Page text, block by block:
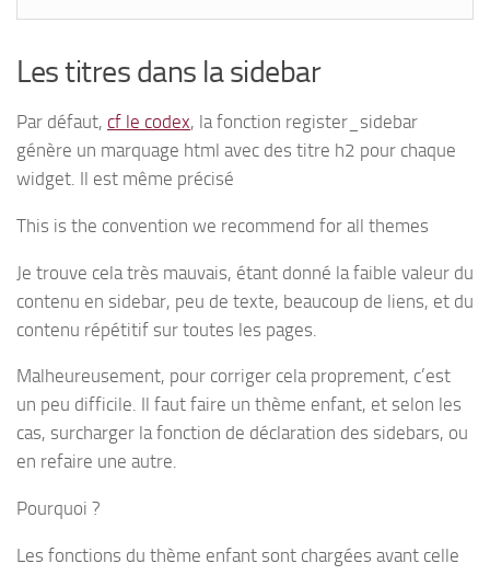
Les titres dans la sidebar
Par défaut, cf le codex, la fonction register_sidebar
génère un marquage html avec des titre h2 pour chaque
widget. Il est même précisé
This is the convention we recommend for all themes
Je trouve cela très mauvais, étant donné la faible valeur du
contenu en sidebar, peu de texte, beaucoup de liens, et du
contenu répétitif sur toutes les pages.
Malheureusement, pour corriger cela proprement, c’est
un peu difficile. Il faut faire un thème enfant, et selon les
cas, surcharger la fonction de déclaration des sidebars, ou
en refaire une autre.
Pourquoi ?
Les fonctions du thème enfant sont chargées avant celle